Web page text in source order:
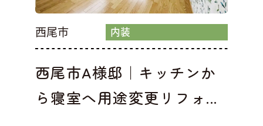
西尾市 内装
西尾市A様邸｜キッチンか
ら寝室へ用途変更リフォ...